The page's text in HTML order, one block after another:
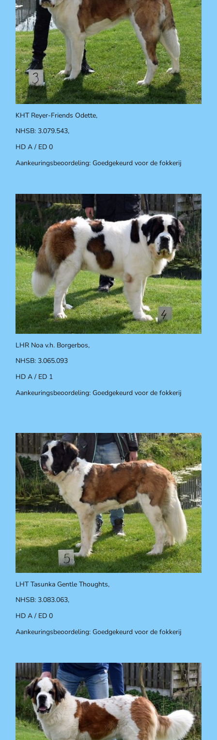
KHT Reyer-Friends Odette,
NHSB: 3.079.543,
HD A / ED 0
Aankeuringsbeoordeling: Goedgekeurd voor de fokkerij
LHR Noa v.h. Borgerbos,
NHSB: 3.065.093
HD A / ED 1
Aankeuringsbeoordeling: Goedgekeurd voor de fokkerij
LHT Tasunka Gentle Thoughts,
NHSB: 3.083.063,
HD A / ED 0
Aankeuringsbeoordeling: Goedgekeurd voor de fokkerij